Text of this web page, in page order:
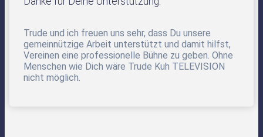
Trude und ich freuen uns sehr, dass Du unsere
gemeinnützige Arbeit unterstützt und damit hilfst,
Vereinen eine professionelle Bühne zu geben. Ohne
Menschen wie Dich wäre Trude Kuh TELEVISION
nicht möglich.